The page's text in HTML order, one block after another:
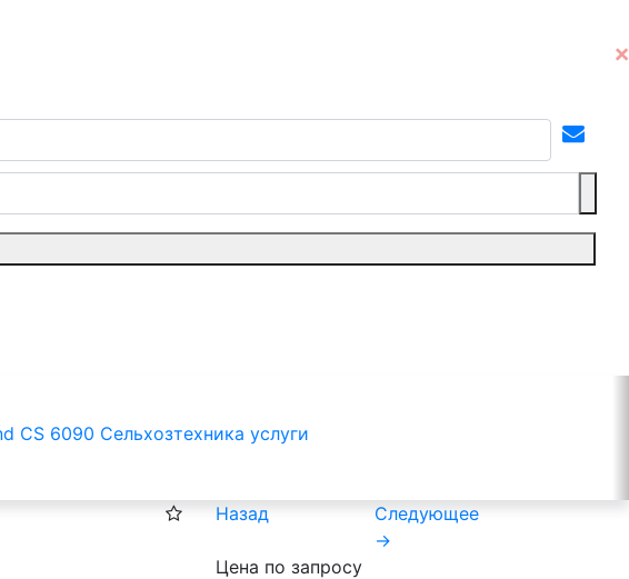
CS 6090 Сельхозтехника услуги
Назад
Следующее
→
Цена по запросу